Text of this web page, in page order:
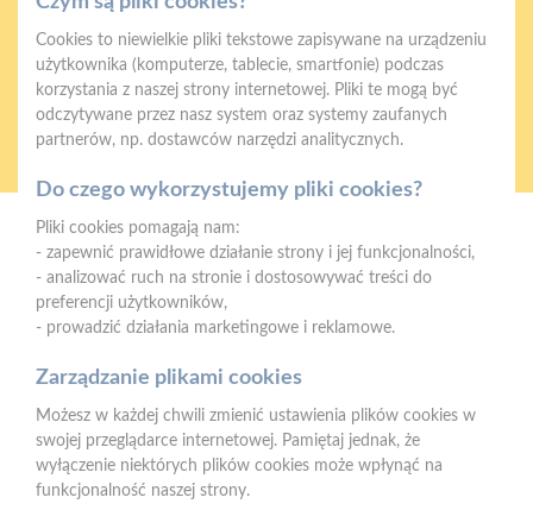
Oferujemy zakupy
telefoniczne
Zakupy
na terenie całej Polski
Strzelno
ul. Św. Ducha 12, 88-320 Strzelno (parking, plac składowy,
magazyn - wjazd od ul. Michelsona 19)
E-mail:biuro@psbstrzelno.pl
NIP:5571701187
REGON: 367902221
Cookies to niewielkie pliki tekstowe zapisywane na urządzeniu
użytkownika (komputerze, tablecie, smartfonie) podczas
korzystania z naszej strony internetowej. Pliki te mogą być
odczytywane przez nasz system oraz systemy zaufanych
partnerów, np. dostawców narzędzi analitycznych.
Do czego wykorzystujemy pliki cookies?
Pliki cookies pomagają nam:
- zapewnić prawidłowe działanie strony i jej funkcjonalności,
- analizować ruch na stronie i dostosowywać treści do
preferencji użytkowników,
- prowadzić działania marketingowe i reklamowe.
Zarządzanie plikami cookies
Możesz w każdej chwili zmienić ustawienia plików cookies w
swojej przeglądarce internetowej. Pamiętaj jednak, że
wyłączenie niektórych plików cookies może wpłynąć na
funkcjonalność naszej strony.